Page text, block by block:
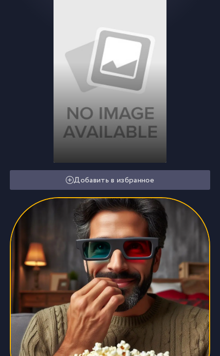
Добавить в избранное